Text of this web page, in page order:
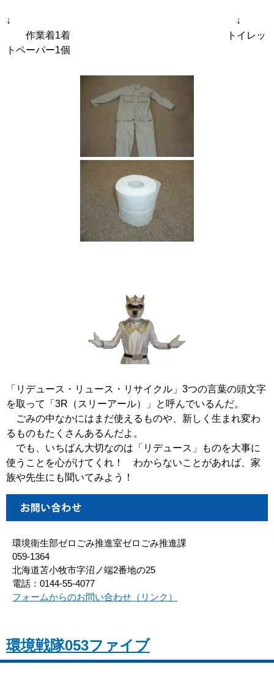
↓ ↓
作業着1着 トイレッ
トペーパー1個
「リデュース・リュース・リサイクル」3つの言葉の頭文字
を取って「3R（スリーアール）」と呼んでいるんだ。
ごみの中なかにはまだ使えるものや、新しく生まれ変わ
るものもたくさんあるんだよ。
でも、いちばん大切なのは「リデュース」ものを大事に
使うことを心がけてくれ！ わからないことがあれば、家
族や先生にも聞いてみよう！
環境衛生部ゼロごみ推進室ゼロごみ推進課
059-1364
北海道苫小牧市字沼ノ端2番地の25
電話：0144-55-4077
フォームからのお問い合わせ（リンク）
環境戦隊053ファイブ